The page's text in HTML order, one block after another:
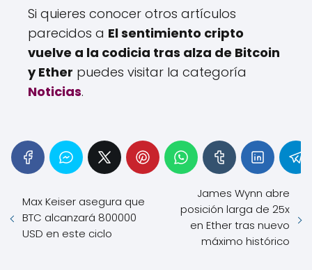
Si quieres conocer otros artículos
parecidos a El sentimiento cripto
vuelve a la codicia tras alza de Bitcoin
y Ether puedes visitar la categoría
Noticias.
Max Keiser asegura que
BTC alcanzará 800000
USD en este ciclo
James Wynn abre
posición larga de 25x
en Ether tras nuevo
máximo histórico